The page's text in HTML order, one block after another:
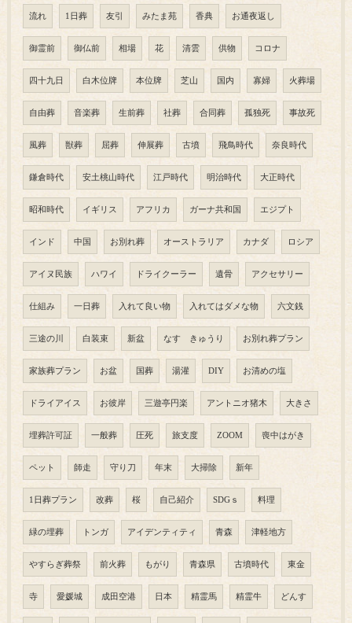
流れ 1日葬 友引 みたま苑 香典 お通夜返し
御霊前 御仏前 相場 花 清雲 供物 コロナ
四十九日 白木位牌 本位牌 芝山 国内 寡婦 火葬場
自由葬 音楽葬 生前葬 社葬 合同葬 孤独死 事故死
風葬 獣葬 屈葬 伸展葬 古墳 飛鳥時代 奈良時代
鎌倉時代 安土桃山時代 江戸時代 明治時代 大正時代
昭和時代 イギリス アフリカ ガーナ共和国 エジプト
インド 中国 お別れ葬 オーストラリア カナダ ロシア
アイヌ民族 ハワイ ドライクーラー 遺骨 アクセサリー
仕組み 一日葬 入れて良い物 入れてはダメな物 六文銭
三途の川 白装束 新盆 なす きゅうり お別れ葬プラン
家族葬プラン お盆 国葬 湯灌 DIY お清めの塩
ドライアイス お彼岸 三遊亭円楽 アントニオ猪木 大きさ
埋葬許可証 一般葬 圧死 旅支度 ZOOM 喪中はがき
ペット 師走 守り刀 年末 大掃除 新年
1日葬プラン 改葬 桜 自己紹介 SDGｓ 料理
緑の埋葬 トンガ アイデンティティ 青森 津軽地方
やすらぎ葬祭 前火葬 もがり 青森県 古墳時代 東金
寺 愛媛城 成田空港 日本 精霊馬 精霊牛 どんす